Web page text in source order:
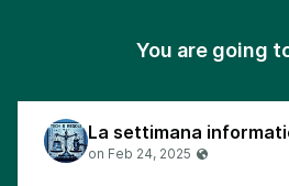
You are going